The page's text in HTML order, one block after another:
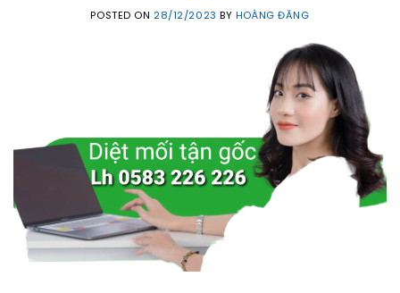
POSTED ON 28/12/2023 BY HOÀNG ĐĂNG